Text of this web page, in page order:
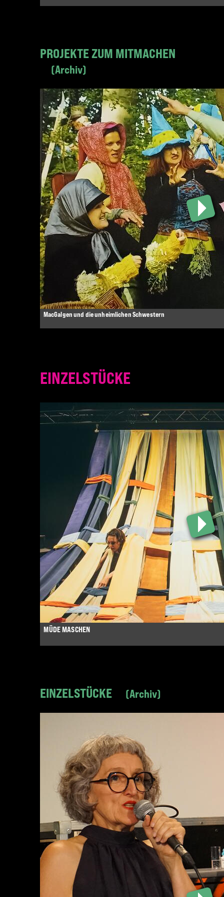
PROJEKTE ZUM MITMACHEN
Archiv
MacGalgen und die unheimlichen Schwestern
EINZELSTÜCKE
MÜDE MASCHEN
EINZELSTÜCKE Archiv